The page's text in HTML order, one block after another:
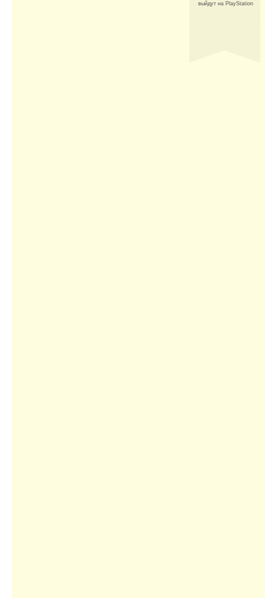
выйдут на PlayStation